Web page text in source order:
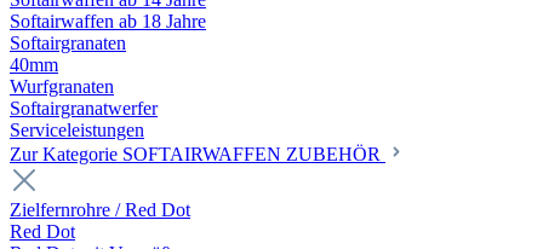
Softairwaffen ab 18 Jahre
Softairgranaten
40mm
Wurfgranaten
Softairgranatwerfer
Serviceleistungen
Zur Kategorie SOFTAIRWAFFEN ZUBEHÖR
Zielfernrohre / Red Dot
Red Dot